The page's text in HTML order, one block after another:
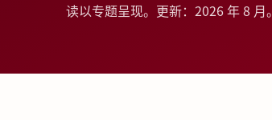
读以专题呈现。更新：2026 年 8 月。